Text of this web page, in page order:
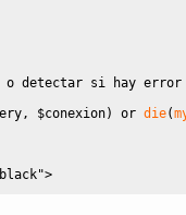
o detectar si hay error
, $conexion) or die(